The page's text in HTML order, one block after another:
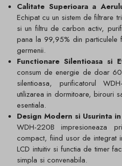
Calitate Superioara a
Echipat cu un sistem de filtrare
si un filtru de carbon activ,
pana la 99,95% din particulele
germenii.
Functionare Silentioasa si
consum de energie de doar
silentioasa, purificatorul
utilizarea in dormitoare, birouri
esentiala.
Design Modern si Usurinta
WDH-220B impresioneaza
compact, fiind usor de integrat
LCD intuitiv si functia de timer
simpla si convenabila.